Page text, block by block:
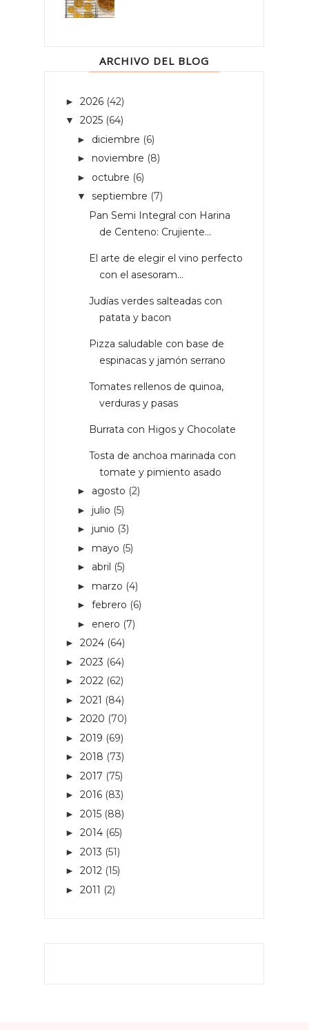
ARCHIVO DEL BLOG
► 2026 (42)
▼ 2025 (64)
► diciembre (6)
► noviembre (8)
► octubre (6)
▼ septiembre (7)
Pan Semi Integral con Harina
de Centeno: Crujiente...
El arte de elegir el vino perfecto
con el asesoram...
Judías verdes salteadas con
patata y bacon
Pizza saludable con base de
espinacas y jamón serrano
Tomates rellenos de quinoa,
verduras y pasas
Burrata con Higos y Chocolate
Tosta de anchoa marinada con
tomate y pimiento asado
► agosto (2)
► julio (5)
► junio (3)
► mayo (5)
► abril (5)
► marzo (4)
► febrero (6)
► enero (7)
► 2024 (64)
► 2023 (64)
► 2022 (62)
► 2021 (84)
► 2020 (70)
► 2019 (69)
► 2018 (73)
► 2017 (75)
► 2016 (83)
► 2015 (88)
► 2014 (65)
► 2013 (51)
► 2012 (15)
► 2011 (2)